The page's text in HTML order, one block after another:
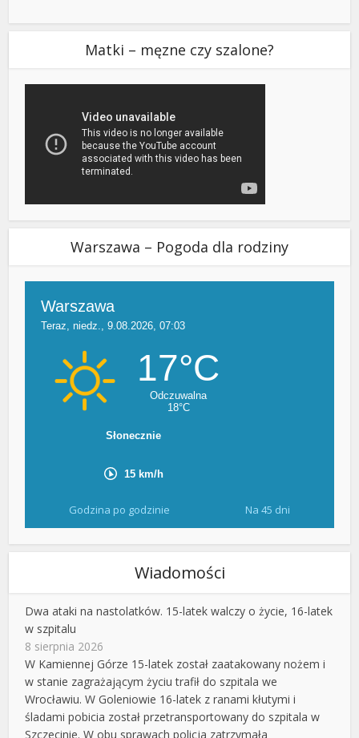
Matki – męzne czy szalone?
Warszawa – Pogoda dla rodziny
Godzina po godzinie Na 45 dni
Wiadomości
Dwa ataki na nastolatków. 15-latek walczy o życie, 16-latek
w szpitalu
8 sierpnia 2026
W Kamiennej Górze 15-latek został zaatakowany nożem i
w stanie zagrażającym życiu trafił do szpitala we
Wrocławiu. W Goleniowie 16-latek z ranami kłutymi i
śladami pobicia został przetransportowany do szpitala w
Szczecinie. W obu sprawach policja zatrzymała